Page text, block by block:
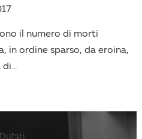
il numero di morti
in ordine sparso, da eroina,